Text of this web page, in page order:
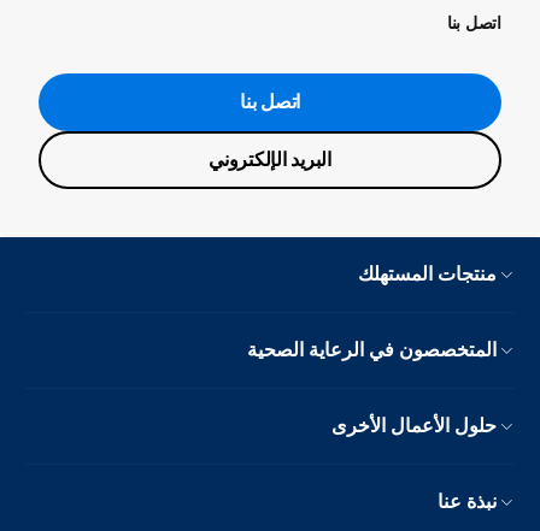
اتصل بنا
اتصل بنا
البريد الإلكتروني
منتجات المستهلك
المتخصصون في الرعاية الصحية
حلول الأعمال الأخرى
نبذة عنا